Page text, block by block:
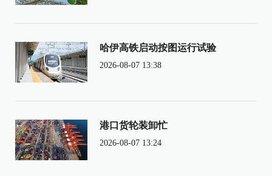
哈伊高铁启动按图运行试验
2026-08-07 13:38
港口货轮装卸忙
2026-08-07 13:24